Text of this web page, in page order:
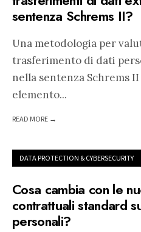
sentenza Schrems II?
Una metodologia per
trasferimento di dati
nella sentenza Schrems
elemento...
READ MORE →
DATA PROTECTION & CYBERSECURITY
Cosa cambia con le
contrattuali standard
personali?